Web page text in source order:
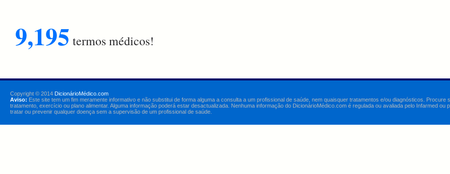
9,195 termos médicos!
Copyright © 2014 DicionárioMédico.com
Aviso: Este site tem um fim meramente informativo e não substitui de forma alguma a consulta a um profissional de saúde, nem quaisquer tratamentos e/ou diagnósticos.
tratamento, exercício ou plano alimentar. Alguma informação poderá estar desactualizada. Nenhuma informação do DicionárioMédico.com é regulada ou avaliada pelo Infarmed
tratar ou prevenir qualquer doença sem a supervisão de um profissional de saúde.